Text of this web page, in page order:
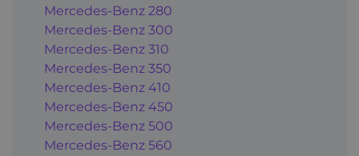
Mercedes-Benz 280
Mercedes-Benz 300
Mercedes-Benz 310
Mercedes-Benz 350
Mercedes-Benz 410
Mercedes-Benz 450
Mercedes-Benz 500
Mercedes-Benz 560